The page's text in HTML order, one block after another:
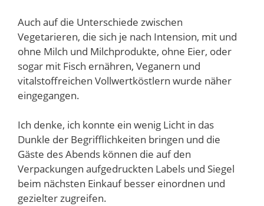
Auch auf die Unterschiede zwischen
Vegetarieren, die sich je nach Intension, mit und
ohne Milch und Milchprodukte, ohne Eier, oder
sogar mit Fisch ernähren, Veganern und
vitalstoffreichen Vollwertköstlern wurde näher
eingegangen.
Ich denke, ich konnte ein wenig Licht in das
Dunkle der Begrifflichkeiten bringen und die
Gäste des Abends können die auf den
Verpackungen aufgedruckten Labels und Siegel
beim nächsten Einkauf besser einordnen und
gezielter zugreifen.